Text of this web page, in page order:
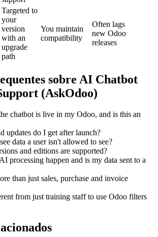
Targeted to
your
version
with an
upgrade
path
You maintain
compatibility
Often lags
new Odoo
releases
sobre AI Chatbot
(AskOdoo)
chatbot is live in my Odoo, and is this an
updates do I get after launch?
data a user isn't allowed to see?
and editions are supported?
processing happen and is my data sent to a
than just sales, purchase and invoice
from just training staff to use Odoo filters